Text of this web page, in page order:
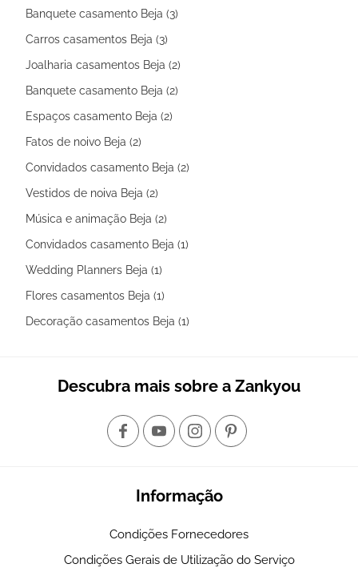
Banquete casamento Beja (3)
Carros casamentos Beja (3)
Joalharia casamentos Beja (2)
Banquete casamento Beja (2)
Espaços casamento Beja (2)
Fatos de noivo Beja (2)
Convidados casamento Beja (2)
Vestidos de noiva Beja (2)
Música e animação Beja (2)
Convidados casamento Beja (1)
Wedding Planners Beja (1)
Flores casamentos Beja (1)
Decoração casamentos Beja (1)
Descubra mais sobre a Zankyou
Informação
Condições Fornecedores
Condições Gerais de Utilização do Serviço